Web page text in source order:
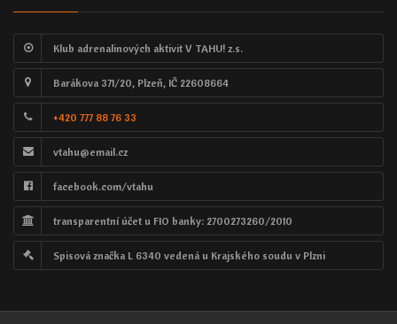
Klub adrenalinových aktivit V TAHU! z.s.
Barákova 371/20, Plzeň, IČ 22608664
+420 777 88 76 33
vtahu@email.cz
facebook.com/vtahu
transparentní účet u FIO banky: 2700273260/2010
Spisová značka L 6340 vedená u Krajského soudu v Plzni